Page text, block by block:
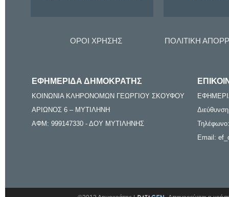
ΟΡΟΙ ΧΡΗΣΗΣ ΠΟΛΙΤΙΚΗ
ΕΦΗΜΕΡΙΔΑ ΔΗΜΟΚΡΑΤΗΣ
ΚΟΙΝΩΝΙΑ ΚΛΗΡΟΝΟΜΩΝ ΓΕΩΡΓΙΟΥ ΣΚΟΥΦΟΥ
ΑΡΙΩΝΟΣ 6 – ΜΥΤΙΛΗΝΗ
ΑΦΜ: 999147330 - ΔΟΥ ΜΥΤΙΛΗΝΗΣ
Email: